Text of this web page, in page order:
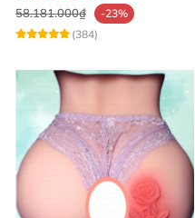
58.181.000₫
-23%
(384)